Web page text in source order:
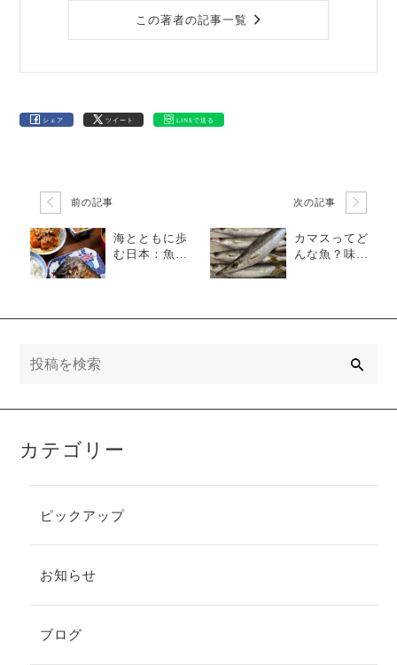
この著者の記事一覧
シェア ツイート LINEで送る
前の記事
海とともに歩
む日本：魚食
次の記事
カマスってど
んな魚？味・
カテゴリー
ピックアップ
お知らせ
ブログ